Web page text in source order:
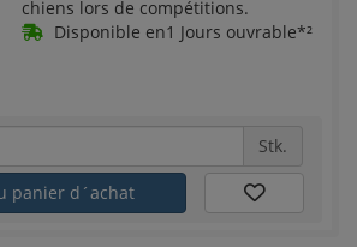
chiens lors de compétitions.
Disponible en1 Jours ouvrable*²
Stk.
panier d´achat